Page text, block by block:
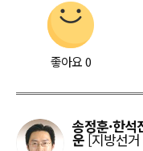
좋아요0
송정훈·한석
운 [지방선